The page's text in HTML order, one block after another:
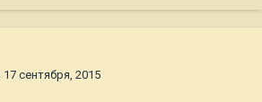
17 сентября, 2015